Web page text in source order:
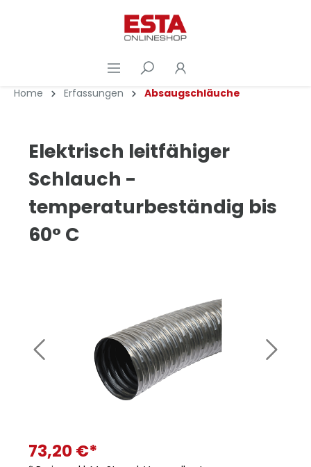
Home Erfassungen Absaugschläuche
Elektrisch leitfähiger
Schlauch -
temperaturbeständig bis
60° C
73,20 €*